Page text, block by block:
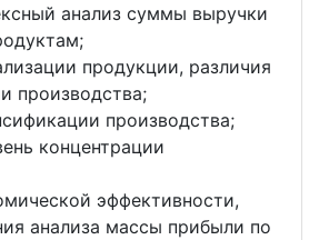
анализ суммы выручки
продукции, различия
производства;
производства;
концентрации
эффективности,
анализа массы прибыли по